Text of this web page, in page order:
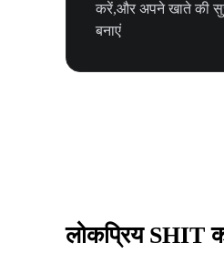
करें,और अपने खाते की
बनाएं
लोकप्रिय SHIT